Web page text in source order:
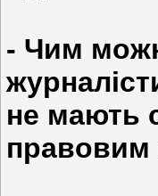
- Чим
не мають
правовим